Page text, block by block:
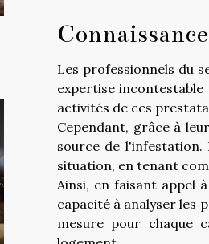
Les professionnels du
expertise
activités de ces
Cependant, grâce à
source de l'infestation.
situation, en tenant
Ainsi, en faisant appel
capacité à analyser les
mesure pour chaque